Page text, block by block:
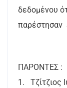
δεδομένου
παρέστησαν
1.